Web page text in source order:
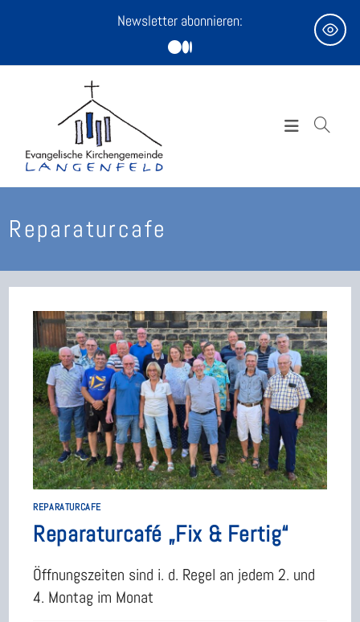
Newsletter abonnieren:
Reparaturcafe
REPARATURCAFE
Reparaturcafé „Fix & Fertig“
Öffnungszeiten sind i. d. Regel an jedem 2. und
4. Montag im Monat